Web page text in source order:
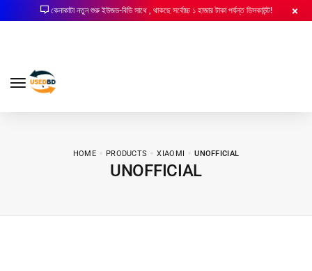
কেনাকাটা নতুন শুরু ইউজড-বিডি সাথে , থাকছে সর্বোচ্চ ১ হাজার টাকা পর্যন্ত ডিসকাউন্ট!
HOME PRODUCTS XIAOMI UNOFFICIAL
UNOFFICIAL